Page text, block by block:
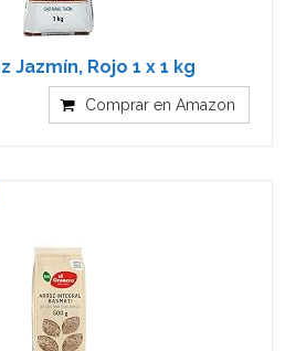
Jazmín, Rojo 1 x 1 kg
Comprar en Amazon